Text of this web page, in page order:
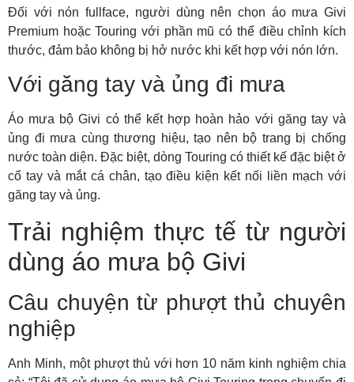
Đối với nón fullface, người dùng nên chọn áo mưa Givi
Premium hoặc Touring với phần mũ có thể điều chỉnh kích
thước, đảm bảo không bị hở nước khi kết hợp với nón lớn.
Với găng tay và ủng đi mưa
Áo mưa bộ Givi có thể kết hợp hoàn hảo với găng tay và
ủng đi mưa cùng thương hiệu, tạo nên bộ trang bị chống
nước toàn diện. Đặc biệt, dòng Touring có thiết kế đặc biệt ở
cổ tay và mắt cá chân, tạo điều kiện kết nối liền mạch với
găng tay và ủng.
Trải nghiệm thực tế từ người
dùng áo mưa bộ Givi
Câu chuyện từ phượt thủ chuyên
nghiệp
Anh Minh, một phượt thủ với hơn 10 năm kinh nghiệm chia